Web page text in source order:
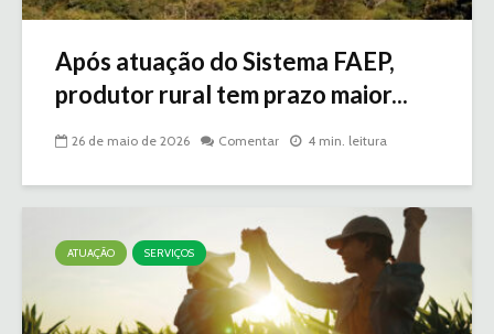
Após atuação do Sistema FAEP,
produtor rural tem prazo maior...
26 de maio de 2026 Comentar 4 min. leitura
ATUAÇÃO SERVIÇOS